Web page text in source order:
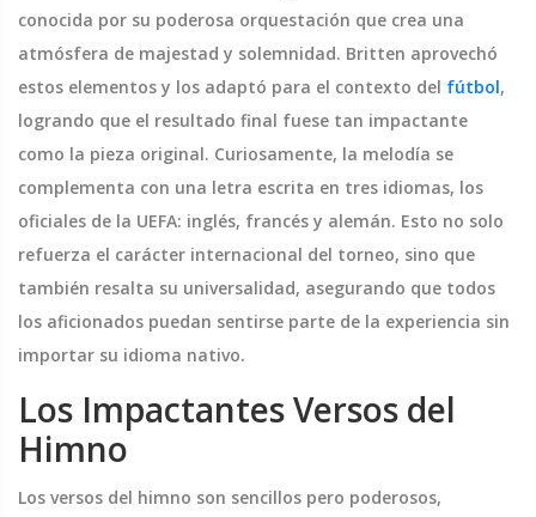
conocida por su poderosa orquestación que crea una
atmósfera de majestad y solemnidad. Britten aprovechó
estos elementos y los adaptó para el contexto del fútbol,
logrando que el resultado final fuese tan impactante
como la pieza original. Curiosamente, la melodía se
complementa con una letra escrita en tres idiomas, los
oficiales de la UEFA: inglés, francés y alemán. Esto no solo
refuerza el carácter internacional del torneo, sino que
también resalta su universalidad, asegurando que todos
los aficionados puedan sentirse parte de la experiencia sin
importar su idioma nativo.
Los Impactantes Versos del
Himno
Los versos del himno son sencillos pero poderosos,